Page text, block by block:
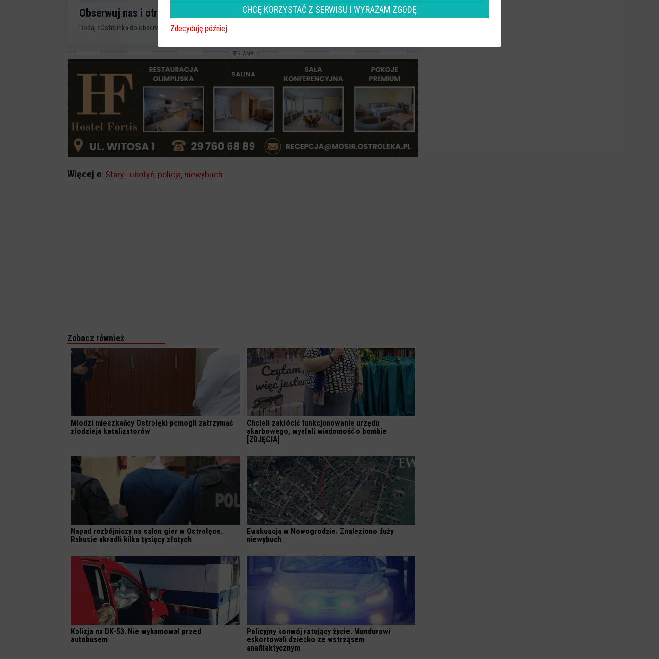
Obserwuj nas i otrzymuj nowe wiadomości
Dodaj eOstroleka do obserwowanych źródeł w Google News.
Obserwuj w Google News
REKLAMA
Więcej o: Stary Lubotyń, policja, niewybuch
Zobacz również
Młodzi mieszkańcy Ostrołęki pomogli zatrzymać
złodzieja katalizatorów
Chcieli zakłócić funkcjonowanie urzędu
skarbowego, wysłali wiadomość o bombie
[ZDJĘCIA]
Napad rozbójniczy na salon gier w Ostrołęce.
Rabusie ukradli kilka tysięcy złotych
Ewakuacja w Nowogrodzie. Znaleziono duży
niewybuch
Kolizja na DK-53. Nie wyhamował przed
autobusem
Policyjny konwój ratujący życie. Mundurowi
eskortowali dziecko ze wstrząsem
anafilaktycznym
CHCĘ KORZYSTAĆ Z SERWISU I WYRAŻAM ZGODĘ
Zdecyduję później